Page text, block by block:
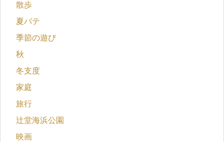
散歩
夏バテ
季節の遊び
秋
冬支度
家庭
旅行
辻堂海浜公園
映画